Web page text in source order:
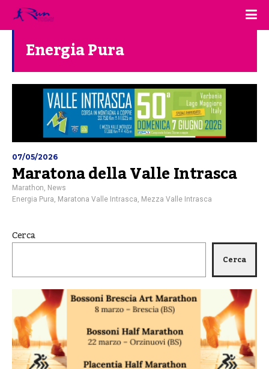
Energia Pura
07/05/2026
Maratona della Valle Intrasca
Marathon News
Energia Pura Maratona Valle Intrasca Mezza Valle Intrasca
Cerca
Cerca